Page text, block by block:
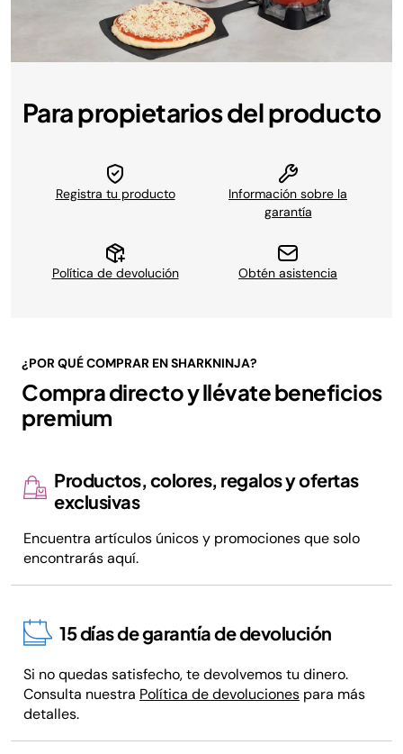
Para propietarios del producto
Registra tu producto
Información sobre la
garantía
Política de devolución Obtén asistencia
¿POR QUÉ COMPRAR EN SHARKNINJA?
Compra directo y llévate beneficios
premium
Productos, colores, regalos y ofertas
exclusivas
Encuentra artículos únicos y promociones que solo
encontrarás aquí.
15 días de garantía de devolución
Si no quedas satisfecho, te devolvemos tu dinero.
Consulta nuestra Política de devoluciones para más
detalles.